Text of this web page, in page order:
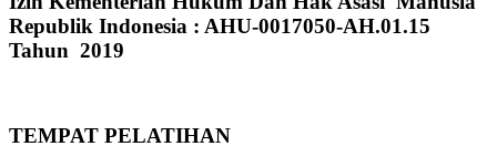
Republik Indonesia : AHU-0017050-AH.01.15
Tahun 2019
TEMPAT PELATIHAN